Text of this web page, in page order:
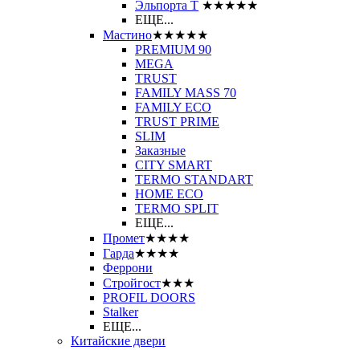
Эльпорта Т ★★★★★
ЕЩЕ...
Мастино★★★★★
PREMIUM 90
MEGA
TRUST
FAMILY MASS 70
FAMILY ECO
TRUST PRIME
SLIM
Заказные
CITY SMART
TERMO STANDART
HOME ECO
ТЕRМО SPLIT
ЕЩЕ...
Промет★★★★
Гарда★★★★
Феррони
Стройгост★★★
PROFIL DOORS
Stalker
ЕЩЕ...
Китайские двери